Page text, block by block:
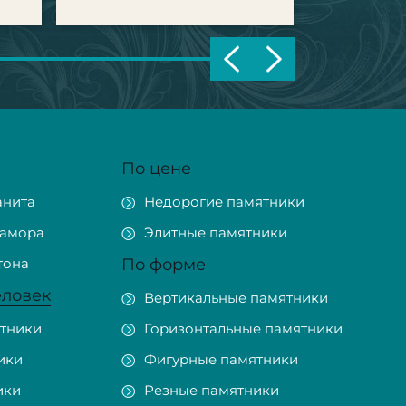
По цене
Недорогие памятники
Элитные памятники
По форме
Вертикальные памятники
Горизонтальные памятники
Фигурные памятники
Резные памятники